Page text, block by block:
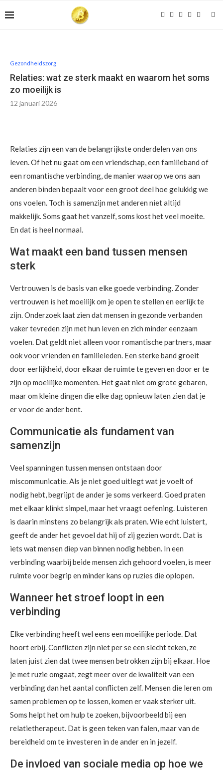
Gezondheidszorg
Relaties: wat ze sterk maakt en waarom het soms
zo moeilijk is
12 januari 2026
Relaties zijn een van de belangrijkste onderdelen van ons
leven. Of het nu gaat om een vriendschap, een familieband of
een romantische verbinding, de manier waarop we ons aan
anderen binden bepaalt voor een groot deel hoe gelukkig we
ons voelen. Toch is samenzijn met anderen niet altijd
makkelijk. Soms gaat het vanzelf, soms kost het veel moeite.
En dat is heel normaal.
Wat maakt een band tussen mensen
sterk
Vertrouwen is de basis van elke goede verbinding. Zonder
vertrouwen is het moeilijk om je open te stellen en eerlijk te
zijn. Onderzoek laat zien dat mensen in gezonde verbanden
vaker tevreden zijn met hun leven en zich minder eenzaam
voelen. Dat geldt niet alleen voor romantische partners, maar
ook voor vrienden en familieleden. Een sterke band groeit
door eerlijkheid, door elkaar de ruimte te geven en door er te
zijn op moeilijke momenten. Het gaat niet om grote gebaren,
maar om kleine dingen die elke dag opnieuw laten zien dat je
er voor de ander bent.
Communicatie als fundament van
samenzijn
Veel spanningen tussen mensen ontstaan door
miscommunicatie. Als je niet goed uitlegt wat je voelt of
nodig hebt, begrijpt de ander je soms verkeerd. Goed praten
met elkaar klinkt simpel, maar het vraagt oefening. Luisteren
is daarin minstens zo belangrijk als praten. Wie echt luistert,
geeft de ander het gevoel dat hij of zij gezien wordt. Dat is
iets wat mensen diep van binnen nodig hebben. In een
verbinding waarbij beide mensen zich gehoord voelen, is meer
ruimte voor begrip en minder kans op ruzies die oplopen.
Wanneer het stroef loopt in een
verbinding
Elke verbinding heeft wel eens een moeilijke periode. Dat
hoort erbij. Conflicten zijn niet per se een slecht teken, ze
laten juist zien dat twee mensen betrokken zijn bij elkaar. Hoe
je met ruzie omgaat, zegt meer over de kwaliteit van een
verbinding dan het aantal conflicten zelf. Mensen die leren om
samen problemen op te lossen, komen er vaak sterker uit.
Soms helpt het om hulp te zoeken, bijvoorbeeld bij een
relatietherapeut. Dat is geen teken van falen, maar van de
bereidheid om te investeren in de ander en in jezelf.
De invloed van sociale media op hoe we